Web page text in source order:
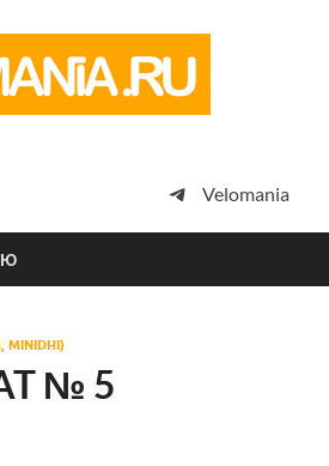
просто
Velomania
№ 5